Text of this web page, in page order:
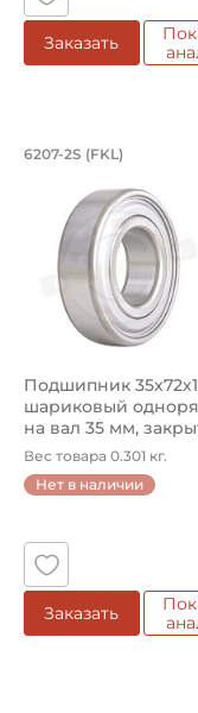
Заказать
Подшипник
6207-2S (FKL)
Подшипник
шариковый
на вал 35 мм,
улу...
Вес товара 0.301 кг.
Нет в наличии
Заказать